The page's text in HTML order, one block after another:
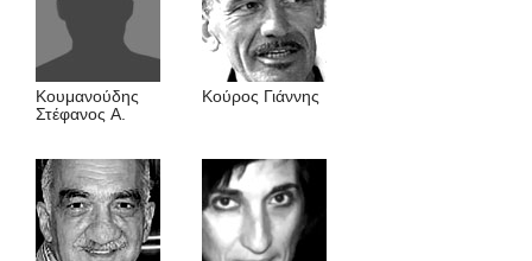
Κουμανούδης
Στέφανος A.
Κούρος Γιάννης